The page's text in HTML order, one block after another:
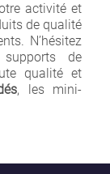
activité et
de qualité
N’hésitez
de
qualité et
, les mini-